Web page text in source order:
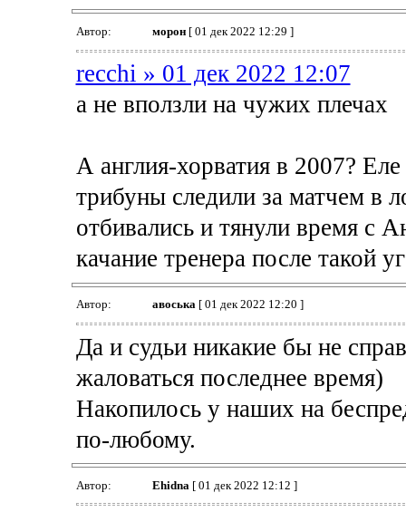
Автор: морон[ 01 дек 2022 12:29 ]
recchi » 01 дек 2022 12:07
а не вползли на чужих плечах
А англия-хорватия в 2007?
трибуны следили за матчем в
отбивались и тянули время с
качание тренера после такой
Автор: авоська[ 01 дек 2022 12:20 ]
Да и судьи никакие бы не
жаловаться последнее время)
Накопилось у наших на
по-любому.
Автор: Ehidna [ 01 дек 2022 12:12 ]